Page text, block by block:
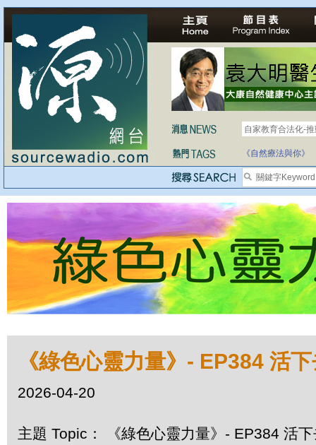
自家教育合法化-
《自然療法與你》
《綠色心靈力量》- EP384 活
2026-04-20
主題 Topic： 《綠色心靈力量》- EP384 活